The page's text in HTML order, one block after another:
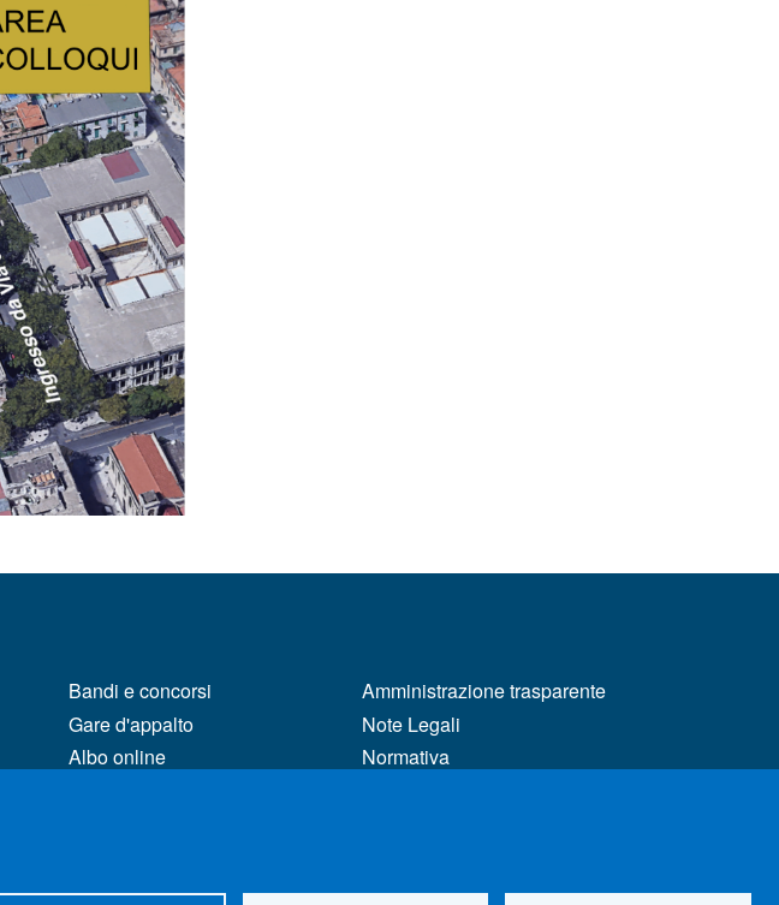
Bandi e concorsi
Gare d'appalto
Albo online
Servizi per Disabilità e DSA
Amministrazione trasparente
Note Legali
Normativa
Rivedi le tue scelte sui cookie